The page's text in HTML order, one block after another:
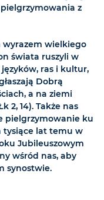
z
wyrazem wielkiego
świata ruszyli w
ras i kultur,
Dobrą
a na ziemi
2, 14). Także nas
pielgrzymowanie ku
tysiące lat temu w
Jubileuszowym
wśród nas, aby
synostwie.